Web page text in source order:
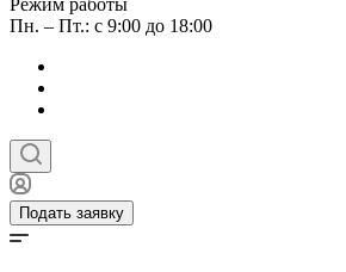
Режим работы
Пн. – Пт.: с 9:00 до 18:00
Подать заявку